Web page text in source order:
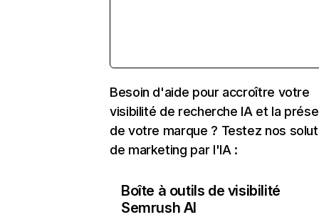
Besoin d'aide pour accroître votre
visibilité de recherche IA et la
de votre marque ? Testez nos
de marketing par l'IA :
Boîte à outils de visibilité
Semrush AI